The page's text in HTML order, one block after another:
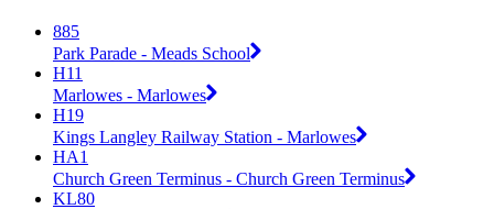
885
Park Parade - Meads School
H11
Marlowes - Marlowes
H19
Kings Langley Railway Station - Marlowes
HA1
Church Green Terminus - Church Green Terminus
KL80